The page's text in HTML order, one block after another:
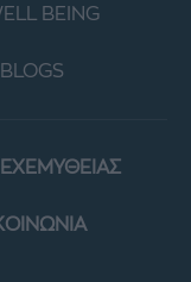
BEING
BLOGS